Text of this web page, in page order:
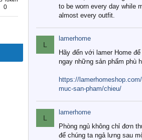
0
to be worn every day while
almost every outfit.
L
lamerhome
Hãy đến với lamer Home để
ngay những sản phẩm phù
https://
muc-san-pham/chieu/
L
lamerhome
Phòng ngủ không chỉ đơn
để chúng ta ngả lưng sau